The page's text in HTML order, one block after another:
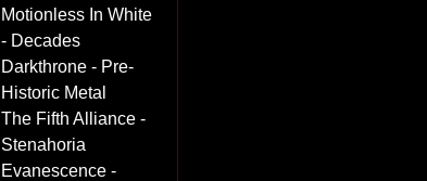
Motionless In White
- Decades
Darkthrone - Pre-
Historic Metal
The Fifth Alliance -
Stenahoria
Evanescence -